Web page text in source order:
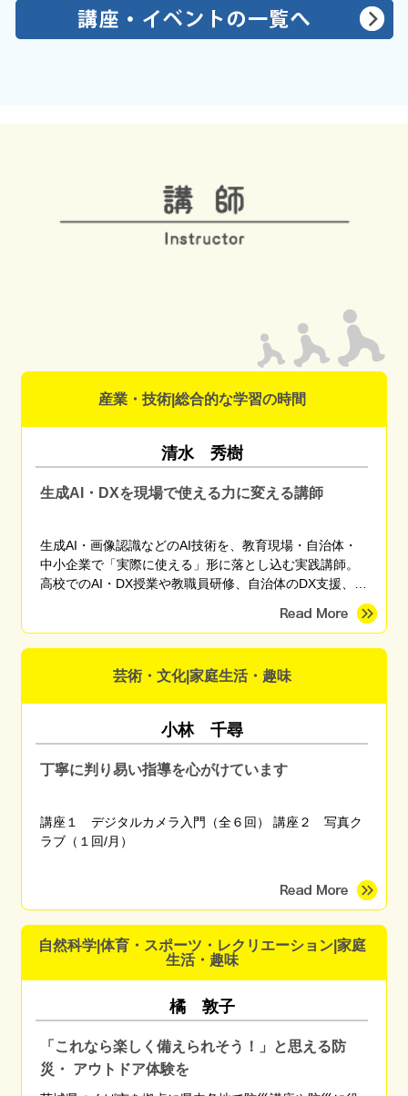
産業・技術|総合的な学習の時間
清水 秀樹
生成AI・DXを現場で使える力に変える講師
生成AI・画像認識などのAI技術を、教育現場・自治体・
中小企業で「実際に使える」形に落とし込む実践講師。
高校でのAI・DX授業や教職員研修、自治体のDX支援、産
学官連携プロジェクトに従事。東京海洋大学 産学官連携
芸術・文化|家庭生活・趣味
小林 千尋
丁寧に判り易い指導を心がけています
講座１ デジタルカメラ入門（全６回） 講座２ 写真ク
ラブ（１回/月）
自然科学|体育・スポーツ・レクリエーション|家庭
生活・趣味
橘 敦子
「これなら楽しく備えられそう！」と思える防
災・ アウトドア体験を